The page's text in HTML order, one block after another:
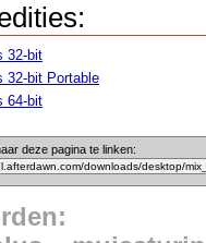
32-bit
32-bit Portable
64-bit
deze pagina te linken: